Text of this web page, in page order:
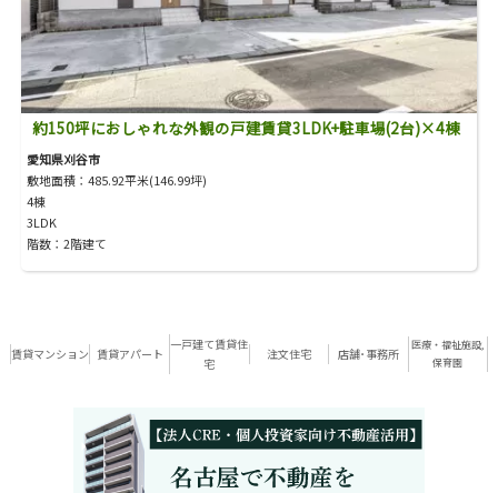
約150坪におしゃれな外観の戸建賃貸3LDK+駐車場(2台)×4棟
愛知県刈谷市
敷地面積：485.92平米(146.99坪)
4棟
3LDK
階数：2階建て
賃貸マンション 賃貸アパート
一戸建て賃貸住
宅
注文住宅 店舗･事務所
医療・福祉施設,
保育園